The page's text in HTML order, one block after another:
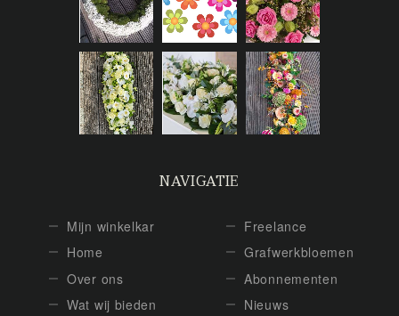
NAVIGATIE
Mijn winkelkar
Home
Over ons
Wat wij bieden
Freelance
Grafwerkbloemen
Abonnementen
Nieuws